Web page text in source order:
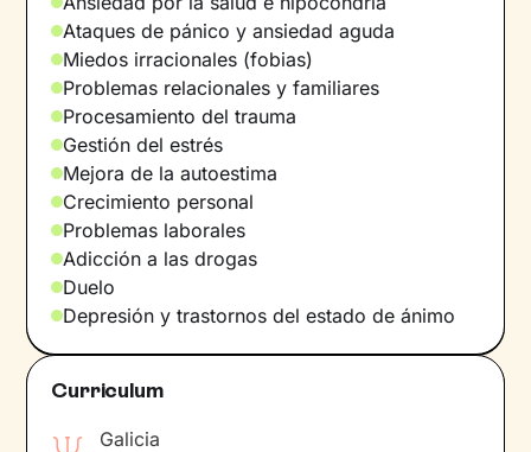
personas a afrontar los problemas del día a día
y a cuidar su bienestar.
Idiomas:Español y gallego
Ataques de pánico y ansiedad aguda
Miedos irracionales (fobias)
Problemas relacionales y familiares
Procesamiento del trauma
Gestión del estrés
Mejora de la autoestima
Crecimiento personal
Problemas laborales
Adicción a las drogas
Duelo
Depresión y trastornos del estado de ánimo
Curriculum
Galicia